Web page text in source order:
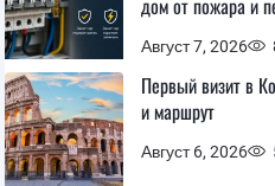
Август 7, 2026
дом от пожара и
Август 6, 2026
Первый визит в
и маршрут